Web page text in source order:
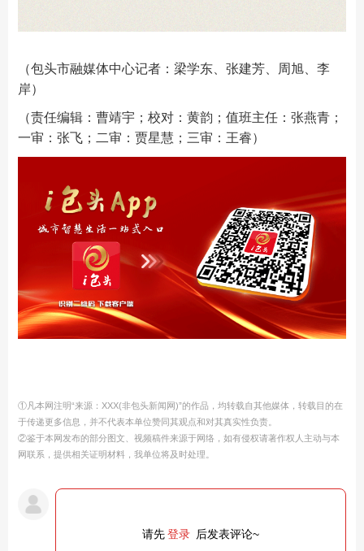
（包头市融媒体中心记者：梁学东、张建芳、周旭、李
岸）
（责任编辑：曹靖宇；校对：黄韵；值班主任：张燕青；
一审：张飞；二审：贾星慧；三审：王睿）
①凡本网注明“来源：XXX(非包头新闻网)”的作品，均转载自其他媒体，转载目的在
于传递更多信息，并不代表本单位赞同其观点和对其真实性负责。
②鉴于本网发布的部分图文、视频稿件来源于网络，如有侵权请著作权人主动与本
网联系，提供相关证明材料，我单位将及时处理。
请先登录 后发表评论~